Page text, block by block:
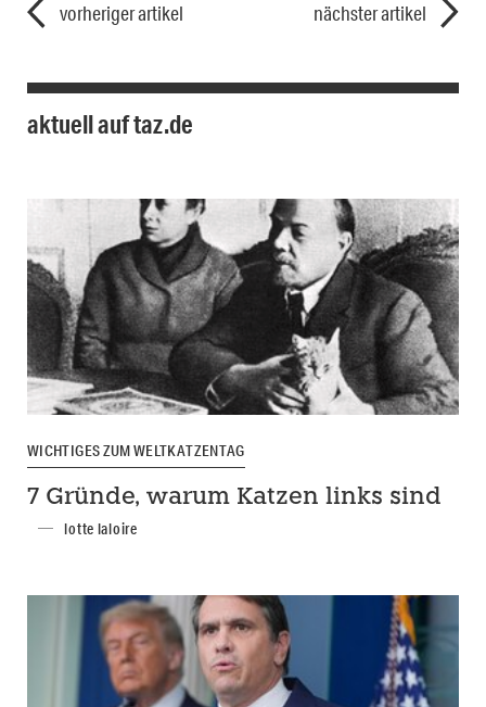
vorheriger artikel nächster artikel
aktuell auf taz.de
WICHTIGES ZUM WELTKATZENTAG
7 Gründe, warum Katzen links sind
lotte laloire